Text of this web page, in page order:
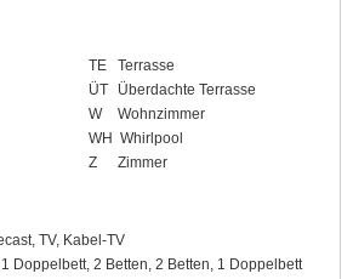
TE
Terrasse
ÜT
Überdachte Terrasse
W
Wohnzimmer
WH Whirlpool
Z
Zimmer
TV, Kabel-TV
Doppelbett, 2 Betten, 2 Betten, 1 Doppelbett